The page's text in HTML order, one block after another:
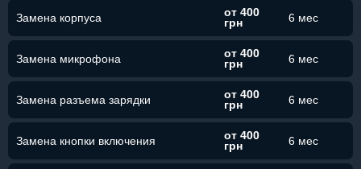
Замена корпуса
от 400
грн
6 мес
Замена микрофона
от 400
грн
6 мес
Замена разъема зарядки
от 400
грн
6 мес
Замена кнопки включения
от 400
грн
6 мес